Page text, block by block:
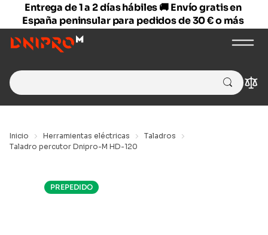
Entrega de 1 a 2 días hábiles 🚚 Envío gratis en
España peninsular para pedidos de 30 € o más
Search
for:
Inicio Herramientas eléctricas
Taladros
Taladro percutor Dnipro-M HD-120
PREPEDIDO